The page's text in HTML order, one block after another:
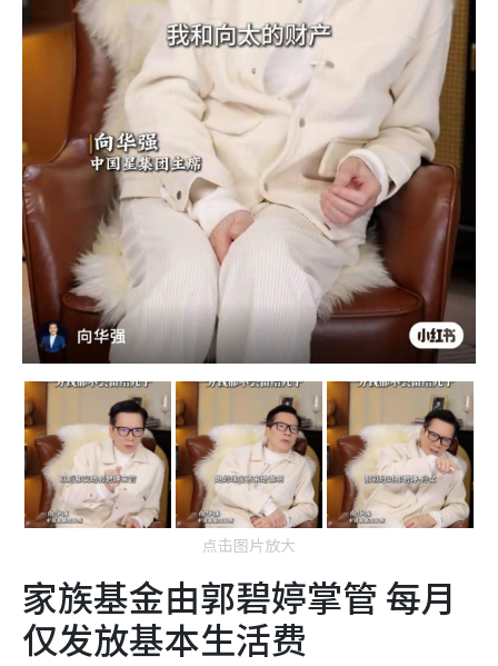
点击图片放大
家族基金由郭碧婷掌管 每月
仅发放基本生活费